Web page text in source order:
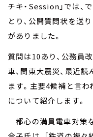
チキ・Session」では、
とり、公開質問状を送
がありました。
質問は10あり、公務員
車、関東大震災、最近
ます。主要4候補と言
について紹介します。
都心の満員電車対策